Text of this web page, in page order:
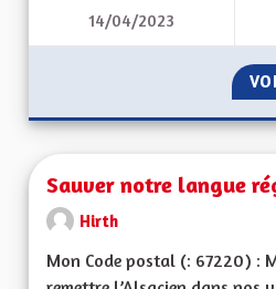
14/04/2023
Sauver notre langue
Hirth
Mon Code postal (: 67220) :